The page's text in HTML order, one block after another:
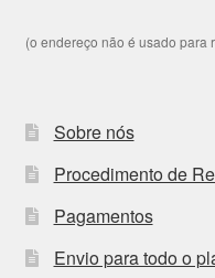
(o endereço não é usado para
Sobre nós
Procedimento de
Pagamentos
Envio para todo o